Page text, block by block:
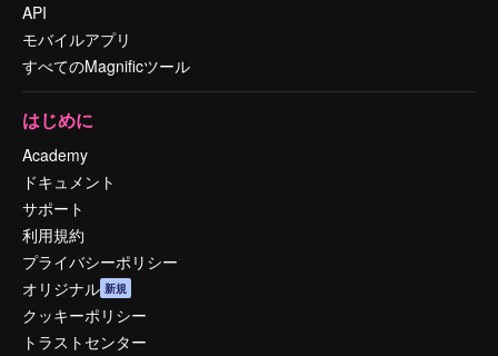
API
モバイルアプリ
すべてのMagnificツール
はじめに
Academy
ドキュメント
サポート
利用規約
プライバシーポリシー
オリジナル 新規
クッキーポリシー
トラストセンター